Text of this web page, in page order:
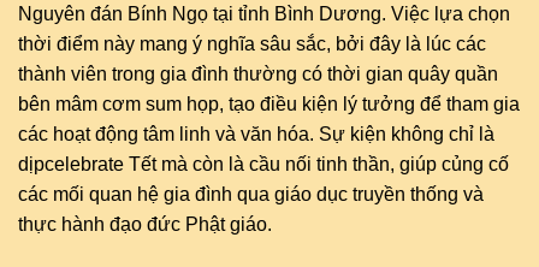
Nguyên đán Bính Ngọ tại tỉnh Bình Dương. Việc lựa chọn
thời điểm này mang ý nghĩa sâu sắc, bởi đây là lúc các
thành viên trong gia đình thường có thời gian quây quần
bên mâm cơm sum họp, tạo điều kiện lý tưởng để tham gia
các hoạt động tâm linh và văn hóa. Sự kiện không chỉ là
dịpcelebrate Tết mà còn là cầu nối tinh thần, giúp củng cố
các mối quan hệ gia đình qua giáo dục truyền thống và
thực hành đạo đức Phật giáo.